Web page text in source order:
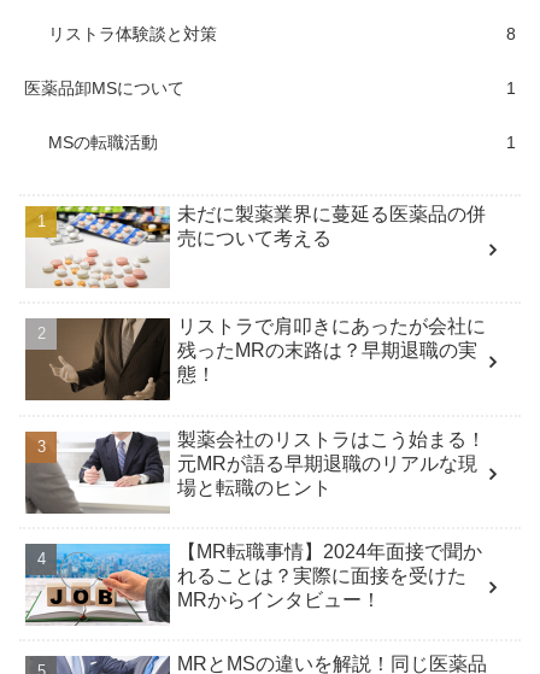
リストラ体験談と対策 8
医薬品卸MSについて 1
MSの転職活動 1
未だに製薬業界に蔓延る医薬品の併
売について考える
リストラで肩叩きにあったが会社に
残ったMRの末路は？早期退職の実
態！
製薬会社のリストラはこう始まる！
元MRが語る早期退職のリアルな現
場と転職のヒント
【MR転職事情】2024年面接で聞か
れることは？実際に面接を受けた
MRからインタビュー！
MRとMSの違いを解説！同じ医薬品